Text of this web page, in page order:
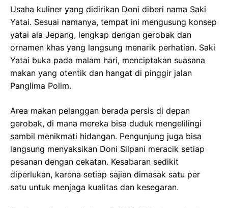
Usaha kuliner yang didirikan Doni diberi nama Saki
Yatai. Sesuai namanya, tempat ini mengusung konsep
yatai ala Jepang, lengkap dengan gerobak dan
ornamen khas yang langsung menarik perhatian. Saki
Yatai buka pada malam hari, menciptakan suasana
makan yang otentik dan hangat di pinggir jalan
Panglima Polim.
Area makan pelanggan berada persis di depan
gerobak, di mana mereka bisa duduk mengelilingi
sambil menikmati hidangan. Pengunjung juga bisa
langsung menyaksikan Doni Silpani meracik setiap
pesanan dengan cekatan. Kesabaran sedikit
diperlukan, karena setiap sajian dimasak satu per
satu untuk menjaga kualitas dan kesegaran.